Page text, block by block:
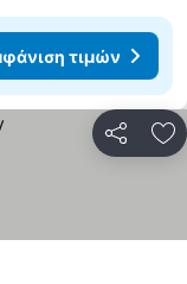
τιμών